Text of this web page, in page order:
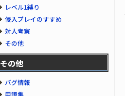
レベル1縛り
侵入プレイのすすめ
対人考察
その他
その他
バグ情報